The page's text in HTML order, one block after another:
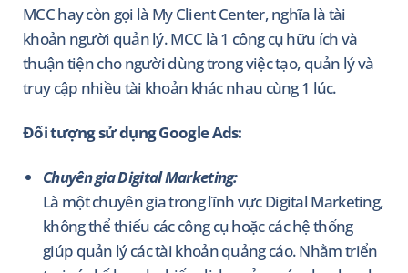
MCC hay còn gọi là My Client Center, nghĩa là tài
khoản người quản lý. MCC là 1 công cụ hữu ích và
thuận tiện cho người dùng trong việc tạo, quản lý và
truy cập nhiều tài khoản khác nhau cùng 1 lúc.
Đối tượng sử dụng Google Ads:
Chuyên gia Digital Marketing:
Là một chuyên gia trong lĩnh vực Digital Marketing,
không thể thiếu các công cụ hoặc các hệ thống
giúp quản lý các tài khoản quảng cáo. Nhằm triển